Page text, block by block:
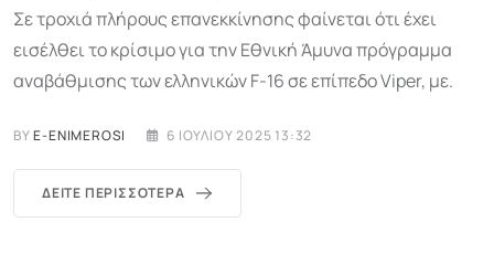
Σε τροχιά πλήρους επανεκκίνησης φαίνεται ότι έχει
εισέλθει το κρίσιμο για την Εθνική Άμυνα πρόγραμμα
αναβάθμισης των ελληνικών F-16 σε επίπεδο Viper, με.
BYE-ENIMEROSI 6 ΙΟΥΛΊΟΥ 2025 13:32
ΔΕΊΤΕ ΠΕΡΙΣΣΌΤΕΡΑ